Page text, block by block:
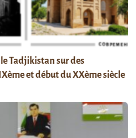
Tadjikistan sur des
et début du XXème siècle